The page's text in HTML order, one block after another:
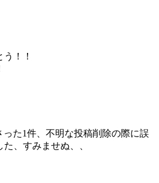
！！
た1件、不明な投稿削除の際に誤
、すみませぬ、、